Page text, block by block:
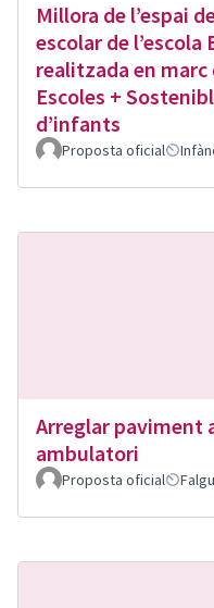
Millora de l’espai
escolar de
realitzada en marc
Escoles +
d’infants
Proposta oficial
Arreglar paviment
ambulatori
Proposta oficial